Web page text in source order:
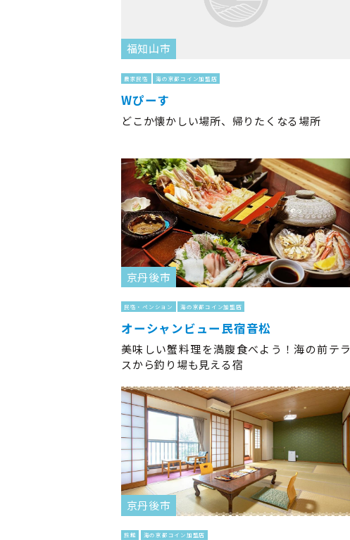
福知山市
農家民宿 海の京都コイン加盟店
Wぴーす
どこか懐かしい場所、帰りたくなる場所
京丹後市
民宿・ペンション 海の京都コイン加盟店
オーシャンビュー民宿音松
美味しい蟹料理を満腹食べよう！海の前テラ
スから釣り場も見える宿
京丹後市
旅館 海の京都コイン加盟店